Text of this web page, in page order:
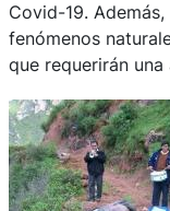
Covid-19.
fenómenos
que requerirán